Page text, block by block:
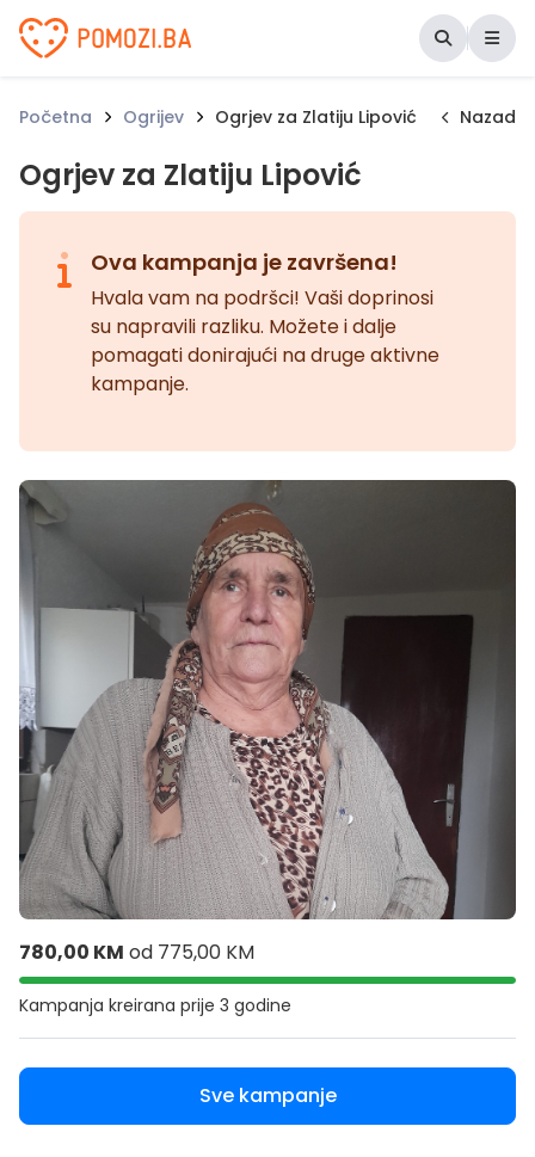
Udruženje Pomozi.ba
Početna Ogrijev Ogrjev za Zlatiju Lipović Nazad
Ogrjev za Zlatiju Lipović
Ova kampanja je završena!
Hvala vam na podršci! Vaši doprinosi
su napravili razliku. Možete i dalje
pomagati donirajući na druge aktivne
kampanje.
780,00 KM od 775,00 KM
Kampanja kreirana prije 3 godine
Sve kampanje